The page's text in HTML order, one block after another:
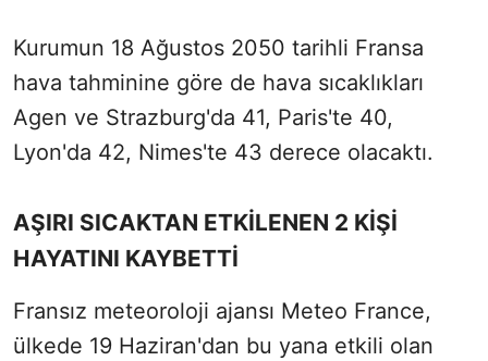
Kurumun 18 Ağustos 2050 tarihli Fransa
hava tahminine göre de hava sıcaklıkları
Agen ve Strazburg'da 41, Paris'te 40,
Lyon'da 42, Nimes'te 43 derece olacaktı.
AŞIRI SICAKTAN ETKİLENEN 2 KİŞİ
HAYATINI KAYBETTİ
Fransız meteoroloji ajansı Meteo France,
ülkede 19 Haziran'dan bu yana etkili olan